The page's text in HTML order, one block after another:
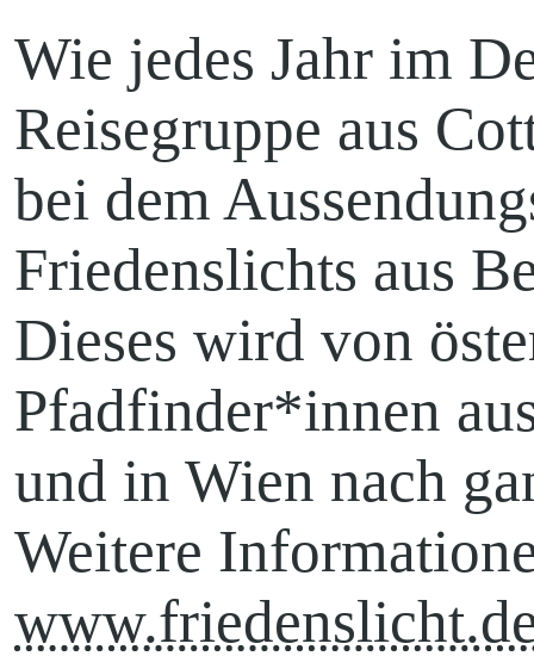
Ortskirchen
Madlow
Leuthen-
Kirche
Wie jedes Jahr im
Reisegruppe aus
bei dem
Friedenslichts aus
Dieses wird von
Pfadfinder*innen
und in Wien nach
Weitere